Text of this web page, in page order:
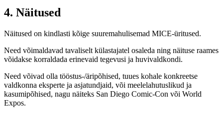
4. Näitused
Näitused on kindlasti kõige suuremahulisemad MICE-üritused.
Need võimaldavad tavaliselt külastajatel osaleda ning näituse raames
võidakse korraldada erinevaid tegevusi ja huvivaldkondi.
Need võivad olla tööstus-/äripõhised, tuues kohale konkreetse
valdkonna eksperte ja asjatundjaid, või meelelahutuslikud ja
kasumipõhised, nagu näiteks San Diego Comic-Con või World
Expos.